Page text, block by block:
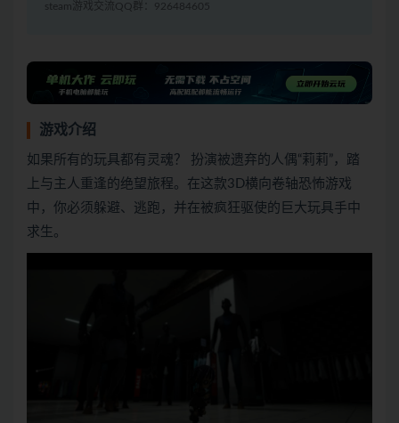
steam游戏交流QQ群：926484605
游戏介绍
如果所有的玩具都有灵魂？ 扮演被遗弃的人偶“莉莉”，踏
上与主人重逢的绝望旅程。在这款3D横向卷轴恐怖游戏
中，你必须躲避、逃跑，并在被疯狂驱使的巨大玩具手中
求生。